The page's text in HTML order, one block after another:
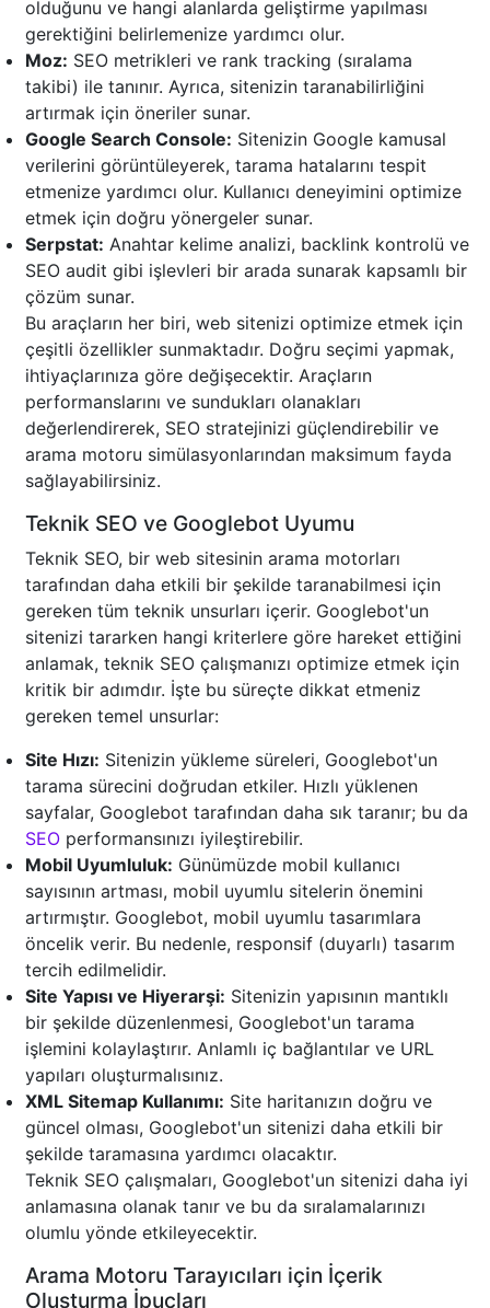
olduğunu ve hangi alanlarda geliştirme yapılması
gerektiğini belirlemenize yardımcı olur.
Moz: SEO metrikleri ve rank tracking (sıralama
takibi) ile tanınır. Ayrıca, sitenizin taranabilirliğini
artırmak için öneriler sunar.
Google Search Console: Sitenizin Google kamusal
verilerini görüntüleyerek, tarama hatalarını tespit
etmenize yardımcı olur. Kullanıcı deneyimini optimize
etmek için doğru yönergeler sunar.
Serpstat: Anahtar kelime analizi, backlink kontrolü ve
SEO audit gibi işlevleri bir arada sunarak kapsamlı bir
çözüm sunar.
Bu araçların her biri, web sitenizi optimize etmek için
çeşitli özellikler sunmaktadır. Doğru seçimi yapmak,
ihtiyaçlarınıza göre değişecektir. Araçların
performanslarını ve sundukları olanakları
değerlendirerek, SEO stratejinizi güçlendirebilir ve
arama motoru simülasyonlarından maksimum fayda
sağlayabilirsiniz.
Teknik SEO ve Googlebot Uyumu
Teknik SEO, bir web sitesinin arama motorları
tarafından daha etkili bir şekilde taranabilmesi için
gereken tüm teknik unsurları içerir. Googlebot'un
sitenizi tararken hangi kriterlere göre hareket ettiğini
anlamak, teknik SEO çalışmanızı optimize etmek için
kritik bir adımdır. İşte bu süreçte dikkat etmeniz
gereken temel unsurlar:
Site Hızı: Sitenizin yükleme süreleri, Googlebot'un
tarama sürecini doğrudan etkiler. Hızlı yüklenen
sayfalar, Googlebot tarafından daha sık taranır; bu da
SEO performansınızı iyileştirebilir.
Mobil Uyumluluk: Günümüzde mobil kullanıcı
sayısının artması, mobil uyumlu sitelerin önemini
artırmıştır. Googlebot, mobil uyumlu tasarımlara
öncelik verir. Bu nedenle, responsif (duyarlı) tasarım
tercih edilmelidir.
Site Yapısı ve Hiyerarşi: Sitenizin yapısının mantıklı
bir şekilde düzenlenmesi, Googlebot'un tarama
işlemini kolaylaştırır. Anlamlı iç bağlantılar ve URL
yapıları oluşturmalısınız.
XML Sitemap Kullanımı: Site haritanızın doğru ve
güncel olması, Googlebot'un sitenizi daha etkili bir
şekilde taramasına yardımcı olacaktır.
Teknik SEO çalışmaları, Googlebot'un sitenizi daha iyi
anlamasına olanak tanır ve bu da sıralamalarınızı
olumlu yönde etkileyecektir.
Arama Motoru Tarayıcıları için İçerik
Oluşturma İpuçları